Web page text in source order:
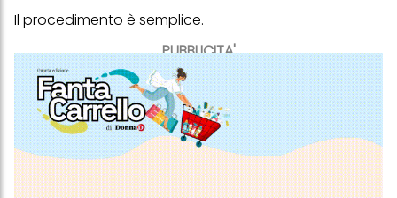
PUBBLICITA'
Il procedimento è semplice.